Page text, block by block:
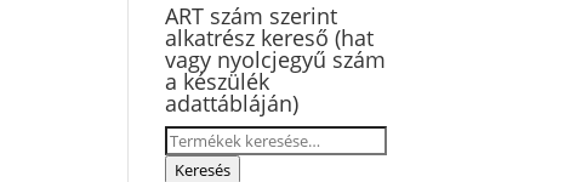
ART szám szerint
alkatrész kereső (hat
vagy nyolcjegyű szám
a készülék
adattábláján)
Keresés
a Keresés